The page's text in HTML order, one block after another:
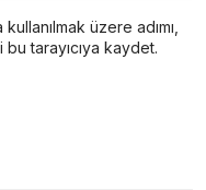
üzere adımı,
tarayıcıya kaydet.